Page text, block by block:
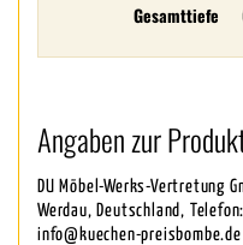
Gesamttiefe
Angaben zur
DU Möbel-Werks-Vertretung
Werdau, Deutschland,
info@kuechen-preisbombe.de